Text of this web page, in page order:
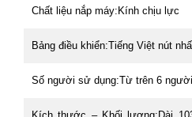
Chất liệu nắp máy:Kính chịu lực
Bảng điều khiển:Tiếng Việt nút
Số người sử dụng:Từ trên 6